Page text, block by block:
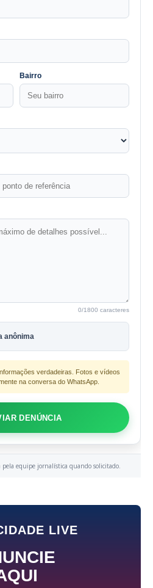
Bairro
0/1800 caracteres
anônima
verdadeiras. Fotos e vídeos
na conversa do WhatsApp.
DENÚNCIA
pela equipe jornalística quando solicitado.
LIVE